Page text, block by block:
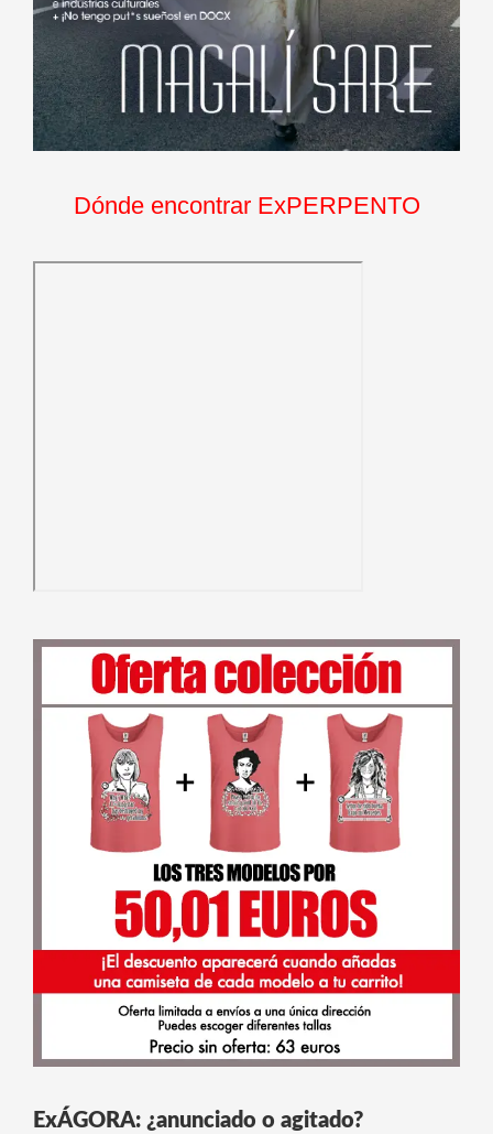
Dónde encontrar ExPERPENTO
ExÁGORA: ¿anunciado o agitado?